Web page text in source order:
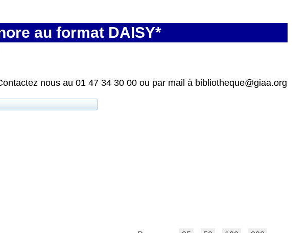
au format DAISY*
nous au 01 47 34 30 00 ou par mail à bibliotheque@giaa.org